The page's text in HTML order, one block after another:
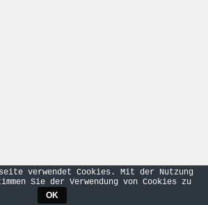
verwendet Cookies. Mit der Nutzung
Sie der Verwendung von Cookies zu
OK